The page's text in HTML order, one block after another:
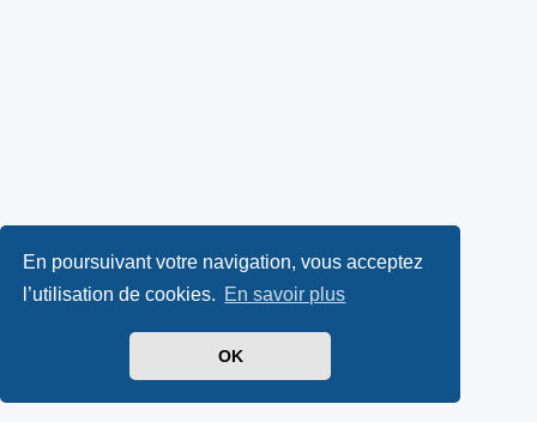
En poursuivant votre navigation, vous acceptez
l’utilisation de cookies. En savoir plus
OK